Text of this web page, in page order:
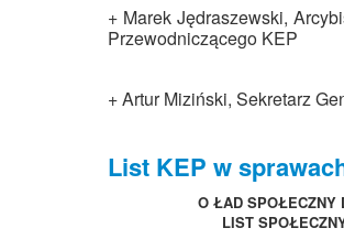
+ Marek Jędraszewski,
Przewodniczącego KEP
+ Artur Miziński, Sekretarz
List KEP w
O ŁAD SPOŁECZNY
LIST